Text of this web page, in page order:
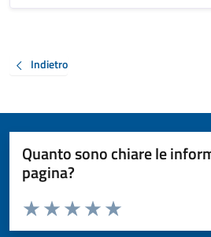
Indietro
Quanto sono chiare le
pagina?
Valuta da 1 a 5 stelle la pagina
Valuta 5 stelle su 5
Valuta 4 stelle su 5
Valuta 3 stelle su 5
Valuta 2 stelle su 5
Valuta 1 stelle su 5